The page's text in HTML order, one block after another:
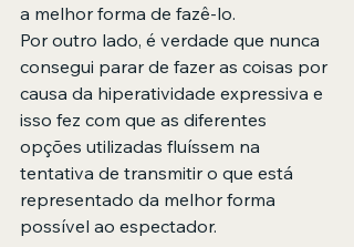
a melhor forma de fazê-lo.
Por outro lado, é verdade que nunca
consegui parar de fazer as coisas por
causa da hiperatividade expressiva e
isso fez com que as diferentes
opções utilizadas fluíssem na
tentativa de transmitir o que está
representado da melhor forma
possível ao espectador.